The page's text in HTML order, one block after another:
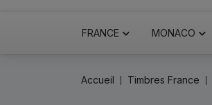
FRANCE MONACO
Accueil Timbres France